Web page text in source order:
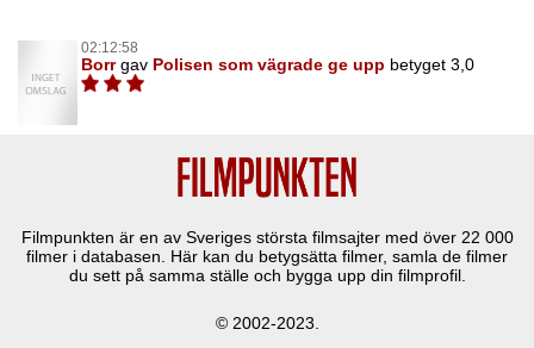
02:12:58
Borrgav Polisen som vägrade ge upp betyget 3,0
Filmpunkten är en av Sveriges största filmsajter med över 22 000
filmer i databasen. Här kan du betygsätta filmer, samla de filmer
du sett på samma ställe och bygga upp din filmprofil.
© 2002-2023.